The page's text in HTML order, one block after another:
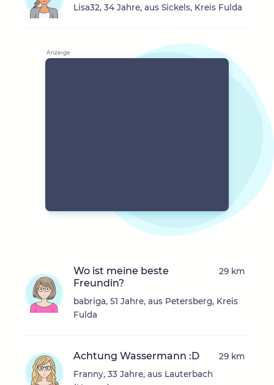
Lisa32, 34 Jahre, aus Sickels, Kreis Fulda
Wo ist meine beste
Freundin?
babriga, 51 Jahre, aus Petersberg, Kreis
Fulda
29 km
Achtung Wassermann :D
Franny, 33 Jahre, aus Lauterbach
29 km